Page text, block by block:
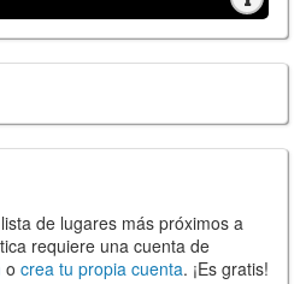
de lugares más próximos a
requiere una cuenta de
o crea tu propia cuenta. ¡Es gratis!